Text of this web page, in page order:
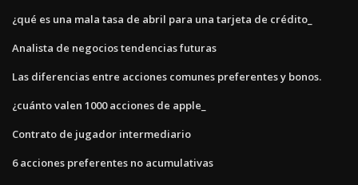
¿qué es una mala tasa de abril para una tarjeta de crédito_
Analista de negocios tendencias futuras
Las diferencias entre acciones comunes preferentes y bonos.
¿cuánto valen 1000 acciones de apple_
Contrato de jugador intermediario
6 acciones preferentes no acumulativas